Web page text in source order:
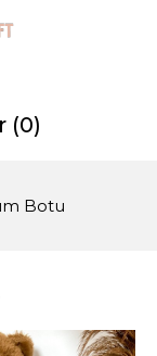
(0)
Botu